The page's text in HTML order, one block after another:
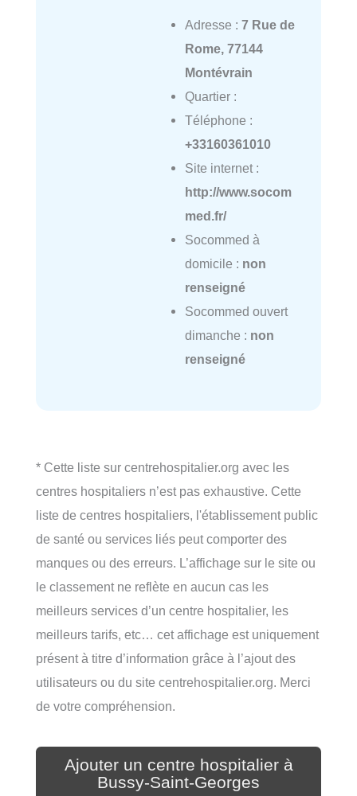
Adresse : 7 Rue de
Rome, 77144
Montévrain
Quartier :
Téléphone :
+33160361010
Site internet :
http://www.socom
med.fr/
Socommed à
domicile : non
renseigné
Socommed ouvert
dimanche : non
renseigné
* Cette liste sur centrehospitalier.org avec les
centres hospitaliers n’est pas exhaustive. Cette
liste de centres hospitaliers, l'établissement public
de santé ou services liés peut comporter des
manques ou des erreurs. L’affichage sur le site ou
le classement ne reflète en aucun cas les
meilleurs services d’un centre hospitalier, les
meilleurs tarifs, etc… cet affichage est uniquement
présent à titre d’information grâce à l’ajout des
utilisateurs ou du site centrehospitalier.org. Merci
de votre compréhension.
Ajouter un centre hospitalier à
Bussy-Saint-Georges